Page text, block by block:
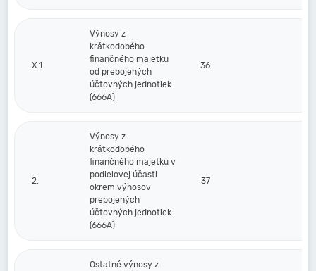
X.1.
Výnosy z
krátkodobého
finančného majetku
od prepojených
účtovných jednotiek
(666A)
36
2.
Výnosy z
krátkodobého
finančného majetku v
podielovej účasti
okrem výnosov
prepojených
účtovných jednotiek
(666A)
37
Ostatné výnosy z